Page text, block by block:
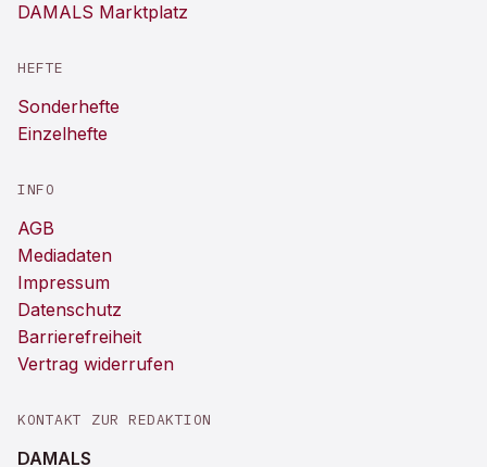
DAMALS Marktplatz
HEFTE
Sonderhefte
Einzelhefte
INFO
AGB
Mediadaten
Impressum
Datenschutz
Barrierefreiheit
Vertrag widerrufen
KONTAKT ZUR REDAKTION
DAMALS